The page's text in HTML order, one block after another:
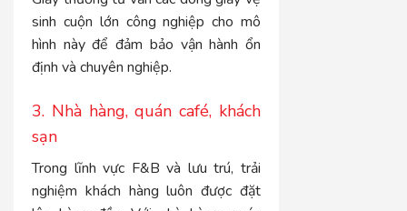
sinh cuộn lớn công nghiệp cho mô
hình này để đảm bảo vận hành ổn
định và chuyên nghiệp.
3. Nhà hàng, quán café, khách
sạn
Trong lĩnh vực F&B và lưu trú, trải
nghiệm khách hàng luôn được đặt